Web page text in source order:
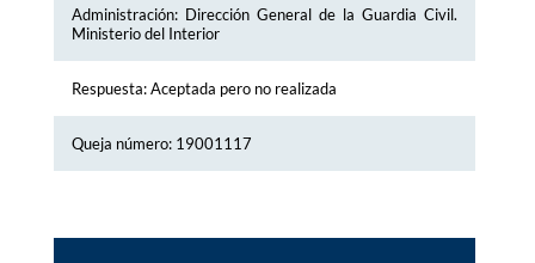
Administración: Dirección General de la Guardia Civil.
Ministerio del Interior
Respuesta: Aceptada pero no realizada
Queja número: 19001117